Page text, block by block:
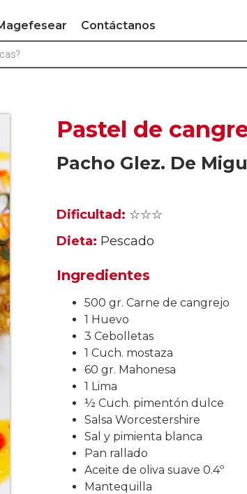
Contáctanos
Pastel de
Pacho Glez. De
Dificultad: ☆☆☆
Dieta: Pescado
Ingredientes
500 gr. Carne de cangrejo
1 Huevo
3 Cebolletas
1 Cuch. mostaza
60 gr. Mahonesa
1 Lima
½ Cuch. pimentón dulce
Salsa Worcestershire
Sal y pimienta blanca
Pan rallado
Aceite de oliva suave 0.4º
Mantequilla